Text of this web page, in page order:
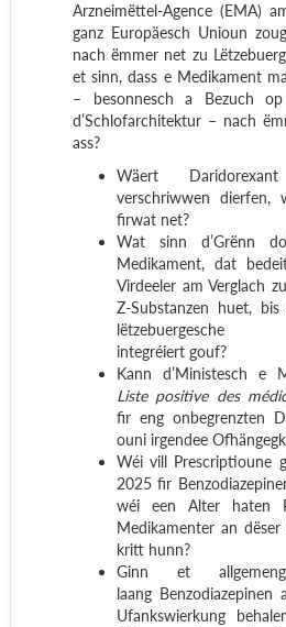
Arzneimëttel-Agence (EMA)
ganz Europäesch Unioun
nach ëmmer net zu
et sinn, dass e Medikament
– besonnesch a Bezuch op
d’Schlofarchitektur – nach
ass?
Wäert
verschriwwen dierfen,
firwat net?
Wat sinn d’Grënn
Medikament, dat
Virdeeler am Verglach
Z-Substanzen huet,
lëtzebuergesche
integréiert gouf?
Kann d’Ministesch e
Liste positive des
fir eng onbegrenzten
ouni irgendee
Wéi vill Prescriptioune
2025 fir
wéi een Alter haten
Medikamenter an
kritt hunn?
Ginn et
laang Benzodiazepinen
Ufankswierkung